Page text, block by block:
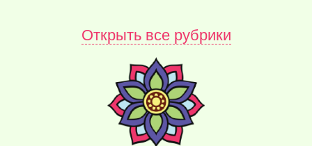
Открыть все рубрики